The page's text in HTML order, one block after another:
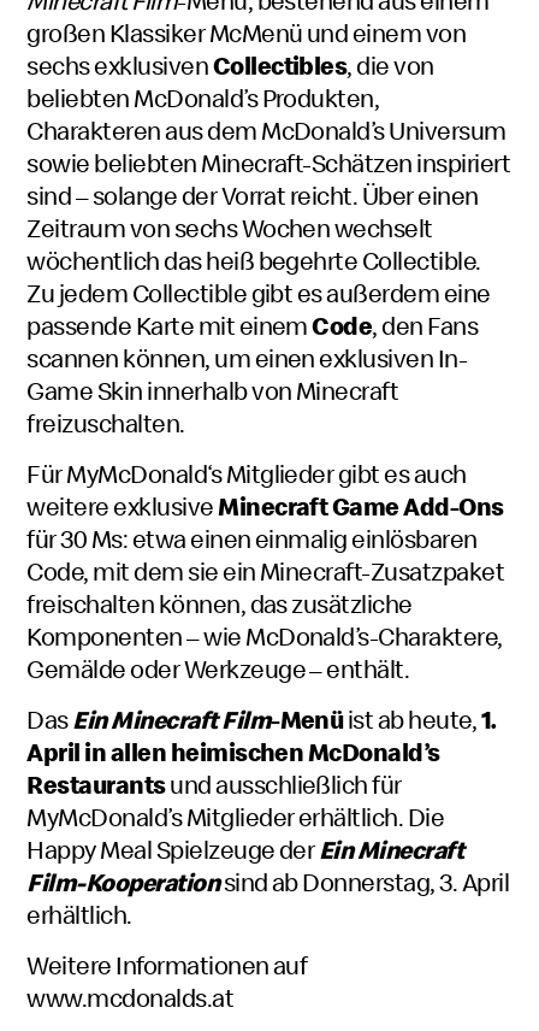
großen Klassiker McMenü und einem von
sechs exklusivenCollectibles, die von
beliebten McDonald’s Produkten,
Charakteren aus dem McDonald’s Universum
sowie beliebten Minecraft-Schätzen inspiriert
sind – solange der Vorrat reicht. Über einen
Zeitraum von sechs Wochen wechselt
wöchentlich das heiß begehrte Collectible.
Zu jedem Collectible gibt es außerdem eine
passende Karte mit einemCode, den Fans
scannen können, um einen exklusiven In-
Game Skin innerhalb von Minecraft
freizuschalten.
Für MyMcDonald‘s Mitglieder gibt es auch
weitere exklusiveMinecraft Game Add-Ons
für 30 Ms: etwa einen einmalig einlösbaren
Code, mit dem sie ein Minecraft-Zusatzpaket
freischalten können, das zusätzliche
Komponenten – wie McDonald’s-Charaktere,
Gemälde oder Werkzeuge – enthält.
DasEin Minecraft Film-Menüist ab heute,1.
April in allen heimischen McDonald’s
Restaurantsund ausschließlich für
MyMcDonald’s Mitglieder erhältlich. Die
Happy Meal Spielzeuge derEin Minecraft
Film-Kooperationsind ab Donnerstag, 3. April
erhältlich.
Weitere Informationen auf
www.mcdonalds.at